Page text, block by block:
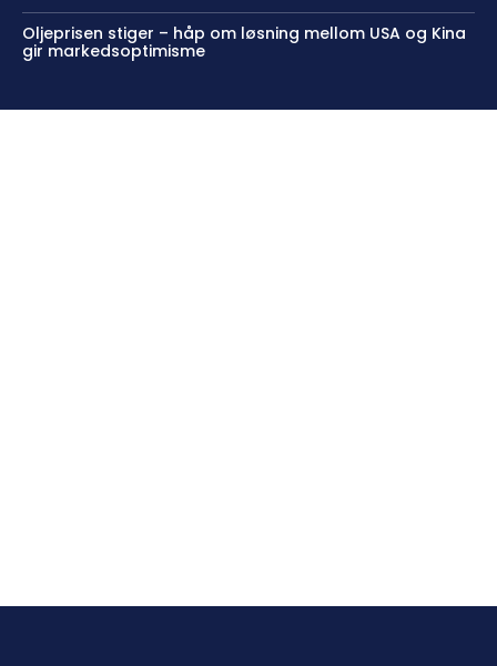
Oljeprisen stiger – håp om løsning mellom USA og Kina
gir markedsoptimisme